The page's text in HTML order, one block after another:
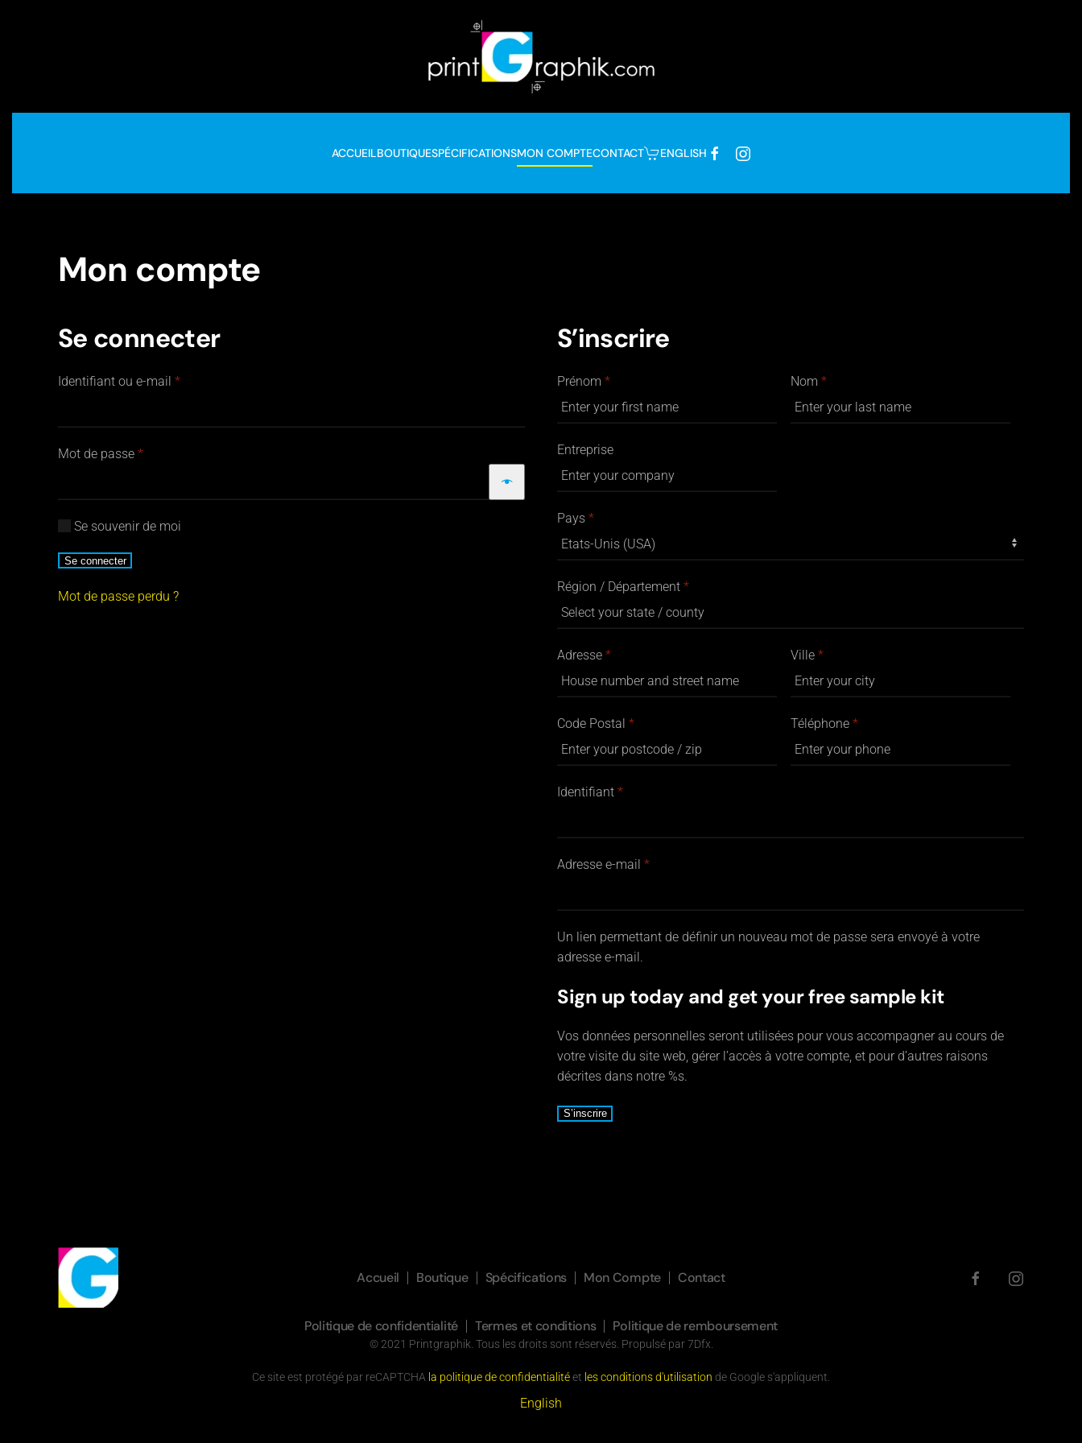
ACCUEILBOUTIQUESPÉCIFICATIONSMON COMPTECONTACT ENGLISH
Mon compte
Se connecter
Identifiant ou e-mail *Obligatoire
Mot de passe *Obligatoire
Se souvenir de moi
Se connecter
Mot de passe perdu ?
S’inscrire
Prénom * Nom *
Entreprise
Pays *
Région / Département *
Adresse * Ville *
Code Postal * Téléphone *
Identifiant *Obligatoire
Adresse e-mail *Obligatoire
Un lien permettant de définir un nouveau mot de passe sera envoyé à votre
adresse e-mail.
Sign up today and get your free sample kit
Vos données personnelles seront utilisées pour vous accompagner au cours de
votre visite du site web, gérer l’accès à votre compte, et pour d’autres raisons
décrites dans notre %s.
S’inscrire
Accueil Boutique Spécifications Mon Compte Contact
Politique de confidentialité Termes et conditions Politique de remboursement
© 2021 Printgraphik. Tous les droits sont réservés. Propulsé par7Dfx.
Ce site est protégé par reCAPTCHA la politique de confidentialitéet les conditions d'utilisation de Google s'appliquent.
English